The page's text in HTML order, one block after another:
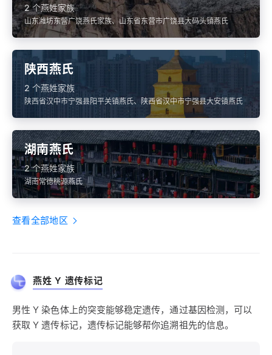
2 个燕姓家族
山东潍坊东营广饶燕氏家族、山东省东营市广饶县大码头镇燕氏
陕西燕氏
2 个燕姓家族
陕西省汉中市宁强县阳平关镇燕氏、陕西省汉中市宁强县大安镇燕氏
湖南燕氏
2 个燕姓家族
湖南常德桃源燕氏
查看全部地区
燕姓 Y 遗传标记
男性 Y 染色体上的突变能够稳定遗传，通过基因检测，可以
获取 Y 遗传标记，遗传标记能够帮你追溯祖先的信息。